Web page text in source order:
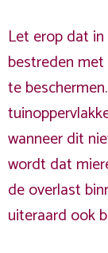
Let erop dat
bestreden
te
wanneer dit
wordt dat
de overlast
uiteraard ook